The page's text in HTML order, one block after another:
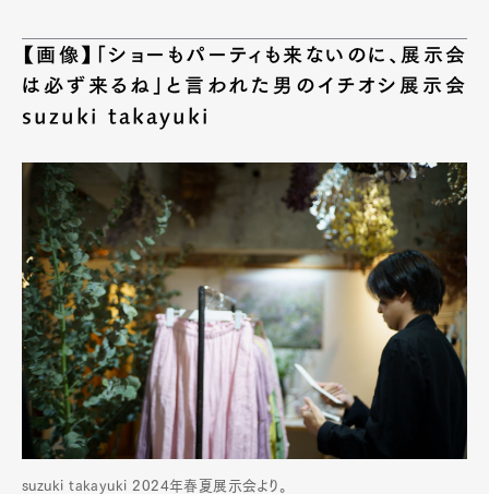
【画像】「ショーもパーティも来ないのに、展示会
は必ず来るね」と言われた男のイチオシ展示会
suzuki takayuki
suzuki takayuki 2024年春夏展示会より。